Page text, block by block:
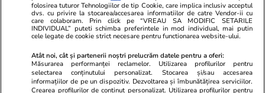
Ce s-a aflat despre prima soție a lui Claudiu
Manda i-a suprins pe toți! Dar mai ales gestul
făcut de Olguța pentru mama copilului
soțului e chiar cir...
Nu și ei! S-au
căsnicie! Cei doi
secret. Nimeni
motiv al
© 2026 Ringier Romania. Toate drepturile rezervate
folosirea tuturor Tehnologiilor de tip Cookie, care implica inclusiv acceptul
dvs. cu privire la stocarea/accesarea informatiilor de catre Vendor-ii cu
care colaboram. Prin click pe “VREAU SA MODIFIC SETARILE
INDIVIDUAL” puteti schimba preferintele in mod individual, mai putin
cele legate de cookie strict necesare pentru functionarea website-ului.
Atât noi, cât și partenerii noștri prelucrăm datele pentru a oferi:
Măsurarea performanței reclamelor. Utilizarea profilurilor pentru
selectarea conținutului personalizat. Stocarea și/sau accesarea
informațiilor de pe un dispozitiv. Dezvoltarea și îmbunătățirea serviciilor.
Crearea profilurilor de conținut personalizat. Utilizarea profilurilor pentru